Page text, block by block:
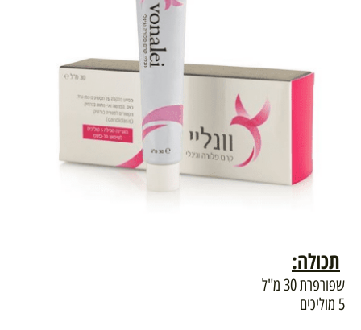
תכולה:
שפורפרת 30 מ"ל
5 מוליכים